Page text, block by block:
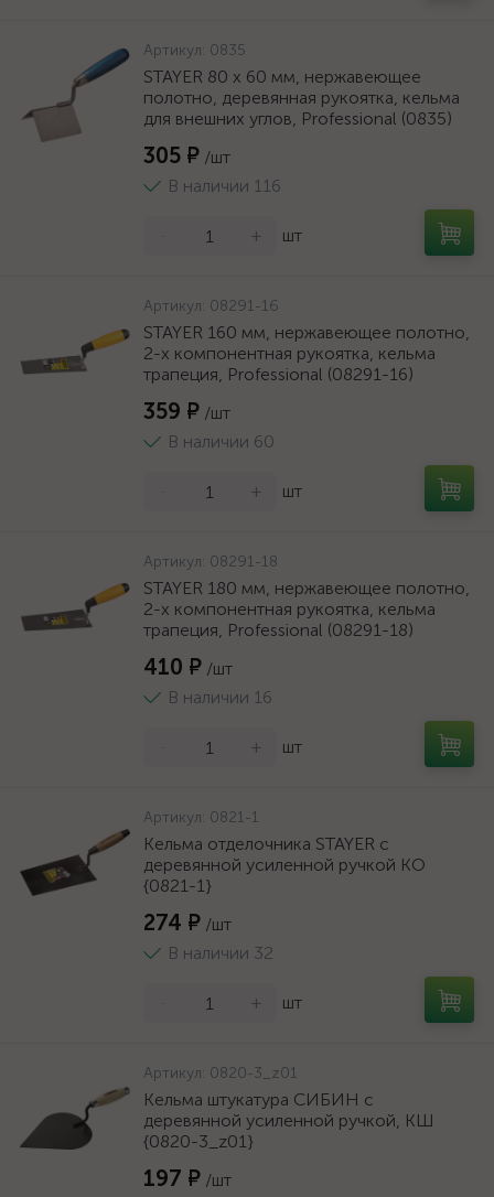
Артикул: 0835
STAYER 80 х 60 мм, нержавеющее
полотно, деревянная рукоятка, кельма
для внешних углов, Professional (0835)
305 ₽ /шт
В наличии 116
+ шт
Артикул: 08291-16
STAYER 160 мм, нержавеющее полотно,
2-х компонентная рукоятка, кельма
трапеция, Professional (08291-16)
359 ₽ /шт
В наличии 60
+ шт
Артикул: 08291-18
STAYER 180 мм, нержавеющее полотно,
2-х компонентная рукоятка, кельма
трапеция, Professional (08291-18)
410 ₽ /шт
В наличии 16
+ шт
Артикул: 0821-1
Кельма отделочника STAYER с
деревянной усиленной ручкой КО
{0821-1}
274 ₽ /шт
В наличии 32
+ шт
Артикул: 0820-3_z01
Кельма штукатура СИБИН с
деревянной усиленной ручкой, КШ
{0820-3_z01}
197 ₽ /шт